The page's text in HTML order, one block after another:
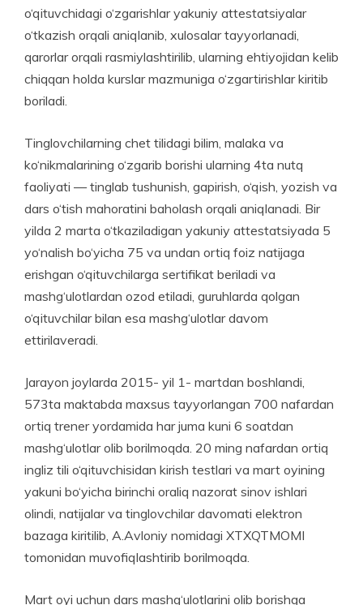
o‘qituvchidagi o‘zgarishlar yakuniy attestatsiyalar
o‘tkazish orqali aniqlanib, xulosalar tayyorlanadi,
qarorlar orqali rasmiylashtirilib, ularning ehtiyojidan kelib
chiqqan holda kurslar mazmuniga o‘zgartirishlar kiritib
boriladi.
Tinglovchilarning chet tilidagi bilim, malaka va
ko‘nikmalarining o‘zgarib borishi ularning 4ta nutq
faoliyati — tinglab tushunish, gapirish, o‘qish, yozish va
dars o‘tish mahoratini baholash orqali aniqlanadi. Bir
yilda 2 marta o‘tkaziladigan yakuniy attestatsiyada 5
yo‘nalish bo‘yicha 75 va undan ortiq foiz natijaga
erishgan o‘qituvchilarga sertifikat beriladi va
mashg‘ulotlardan ozod etiladi, guruhlarda qolgan
o‘qituvchilar bilan esa mashg‘ulotlar davom
ettirilaveradi.
Jarayon joylarda 2015- yil 1- martdan boshlandi,
573ta maktabda maxsus tayyorlangan 700 nafardan
ortiq trener yordamida har juma kuni 6 soatdan
mashg‘ulotlar olib borilmoqda. 20 ming nafardan ortiq
ingliz tili o‘qituvchisidan kirish testlari va mart oyining
yakuni bo‘yicha birinchi oraliq nazorat sinov ishlari
olindi, natijalar va tinglovchilar davomati elektron
bazaga kiritilib, A.Avloniy nomidagi XTXQTMOMI
tomonidan muvo­fiqlash­tirib boril­moqda.
Mart oyi uchun dars mashg‘u­lotlarini olib borishga